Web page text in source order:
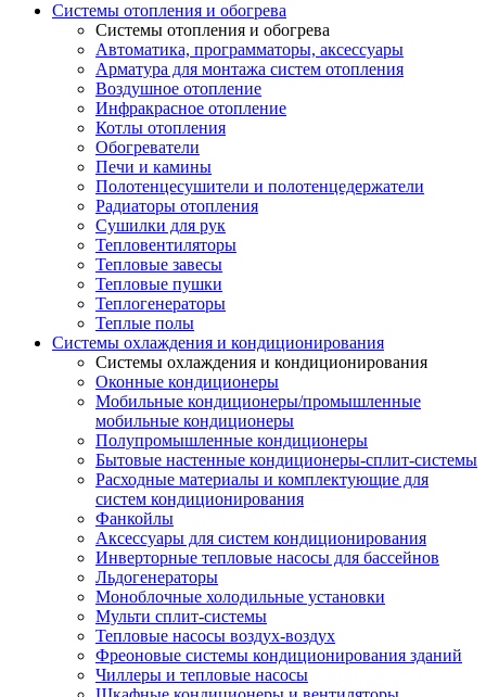
Системы отопления и обогрева
Системы отопления и обогрева
Автоматика, программаторы, аксессуары
Арматура для монтажа систем отопления
Воздушное отопление
Инфракрасное отопление
Котлы отопления
Обогреватели
Печи и камины
Полотенцесушители и полотенцедержатели
Радиаторы отопления
Сушилки для рук
Тепловентиляторы
Тепловые завесы
Тепловые пушки
Теплогенераторы
Теплые полы
Системы охлаждения и кондиционирования
Системы охлаждения и кондиционирования
Оконные кондиционеры
Мобильные кондиционеры/промышленные
мобильные кондиционеры
Полупромышленные кондиционеры
Бытовые настенные кондиционеры-сплит-системы
Расходные материалы и комплектующие для
систем кондиционирования
Фанкойлы
Аксессуары для систем кондиционирования
Инверторные тепловые насосы для бассейнов
Льдогенераторы
Моноблочные холодильные установки
Мульти сплит-системы
Тепловые насосы воздух-воздух
Фреоновые системы кондиционирования зданий
Чиллеры и тепловые насосы